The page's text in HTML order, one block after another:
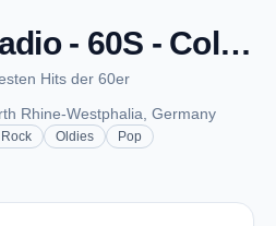
0nlineradio - 60S - Cologne
Hits der 60er
Rhine-Westphalia, Germany
Oldies Pop